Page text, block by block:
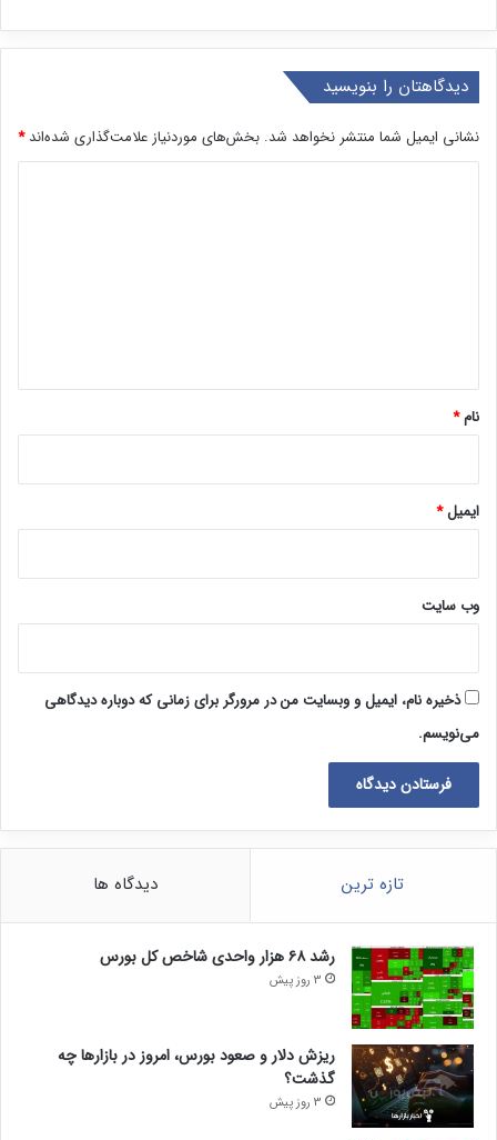
دیدگاهتان را بنویسید
نشانی ایمیل شما منتشر نخواهد شد. بخش‌های موردنیاز علامت‌گذاری شده‌اند*
نام*
ایمیل*
وب‌ سایت
ذخیره نام، ایمیل و وبسایت من در مرورگر برای زمانی که دوباره دیدگاهی
می‌نویسم.
تازه ترین دیدگاه ها
رشد ۶۸ هزار واحدی شاخص کل بورس
3 روز پیش
ریزش دلار و صعود بورس، امروز در بازارها چه
گذشت؟
3 روز پیش